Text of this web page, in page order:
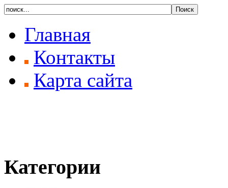
Главная
Контакты
Карта сайта
Категории